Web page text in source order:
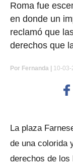
Roma fue
en donde un
reclamó que
derechos que
Por Fernanda | 10-03-
La plaza
de una colorida
derechos de los